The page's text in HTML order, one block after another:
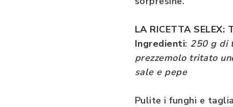
LA RICETTA SELEX:
Ingredienti: 250 g di
prezzemolo tritato
sale e pepe
Pulite i funghi e